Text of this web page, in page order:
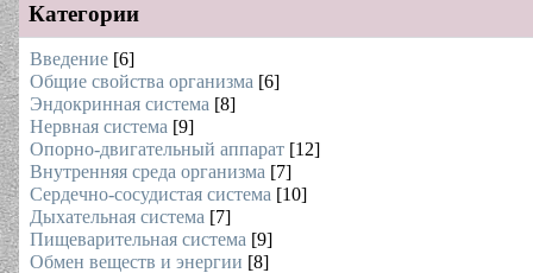
Категории
Введение [6]
Общие свойства организма [6]
Эндокринная система [8]
Нервная система [9]
Опорно-двигательный аппарат [12]
Внутренняя среда организма [7]
Сердечно-сосудистая система [10]
Дыхательная система [7]
Пищеварительная система [9]
Обмен веществ и энергии [8]